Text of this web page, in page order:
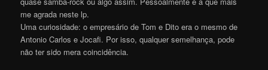
me agrada neste lp.
Uma curiosidade: o empresário de Tom e Dito era o mesmo de
Antonio Carlos e Jocafi. Por isso, qualquer semelhança, pode
não ter sido mera coincidência.